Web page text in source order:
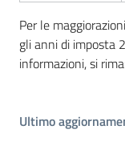
Per le
gli anni di imposta
informazioni, si
Ultimo